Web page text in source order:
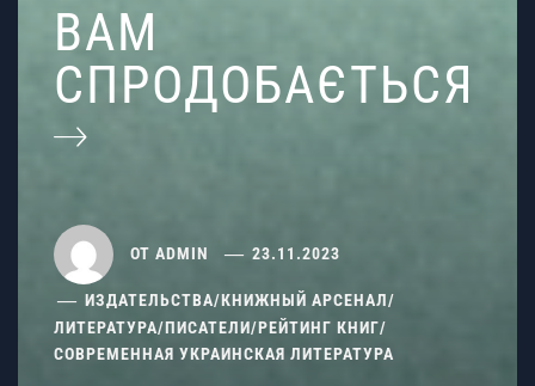
ВАМ
СПРОДОБАЄТЬСЯ
ОТ ADMIN 23.11.2023
ИЗДАТЕЛЬСТВА/КНИЖНЫЙ АРСЕНАЛ/
ЛИТЕРАТУРА/ПИСАТЕЛИ/РЕЙТИНГ КНИГ/
СОВРЕМЕННАЯ УКРАИНСКАЯ ЛИТЕРАТУРА